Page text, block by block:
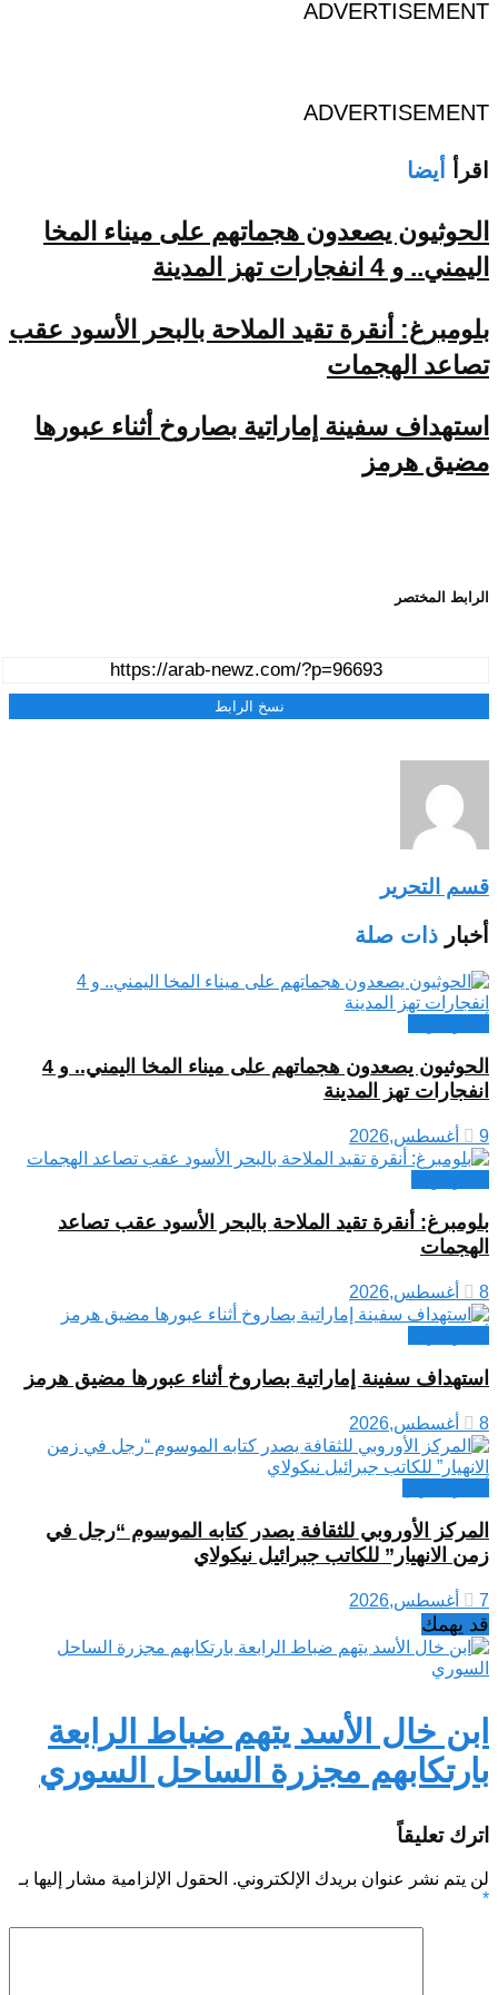
ADVERTISEMENT
ADVERTISEMENT
اقرأ أيضا
الحوثيون يصعدون هجماتهم على ميناء المخا
اليمني.. و 4 انفجارات تهز المدينة
بلومبرغ: أنقرة تقيد الملاحة بالبحر الأسود عقب
تصاعد الهجمات
استهداف سفينة إماراتية بصاروخ أثناء عبورها
مضيق هرمز
الرابط المختصر
نسخ الرابط
قسم التحرير
أخبار ذات صلة
الحوثيون يصعدون هجماتهم على ميناء المخا اليمني.. و 4
انفجارات تهز المدينة
9 أغسطس,2026
بلومبرغ: أنقرة تقيد الملاحة بالبحر الأسود عقب تصاعد
الهجمات
8 أغسطس,2026
استهداف سفينة إماراتية بصاروخ أثناء عبورها مضيق هرمز
8 أغسطس,2026
المركز الأوروبي للثقافة يصدر كتابه الموسوم “رجل في
زمن الانهيار” للكاتب جبرائيل نيكولاي
7 أغسطس,2026
قد يهمك
ابن خال الأسد يتهم ضباط الرابعة
بارتكابهم مجزرة الساحل السوري
اترك تعليقاً
لن يتم نشر عنوان بريدك الإلكتروني. الحقول الإلزامية مشار إليها بـ
*